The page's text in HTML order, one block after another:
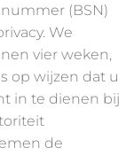
(BSN)
We
vier weken,
op wijzen dat u
in te dienen bij
de